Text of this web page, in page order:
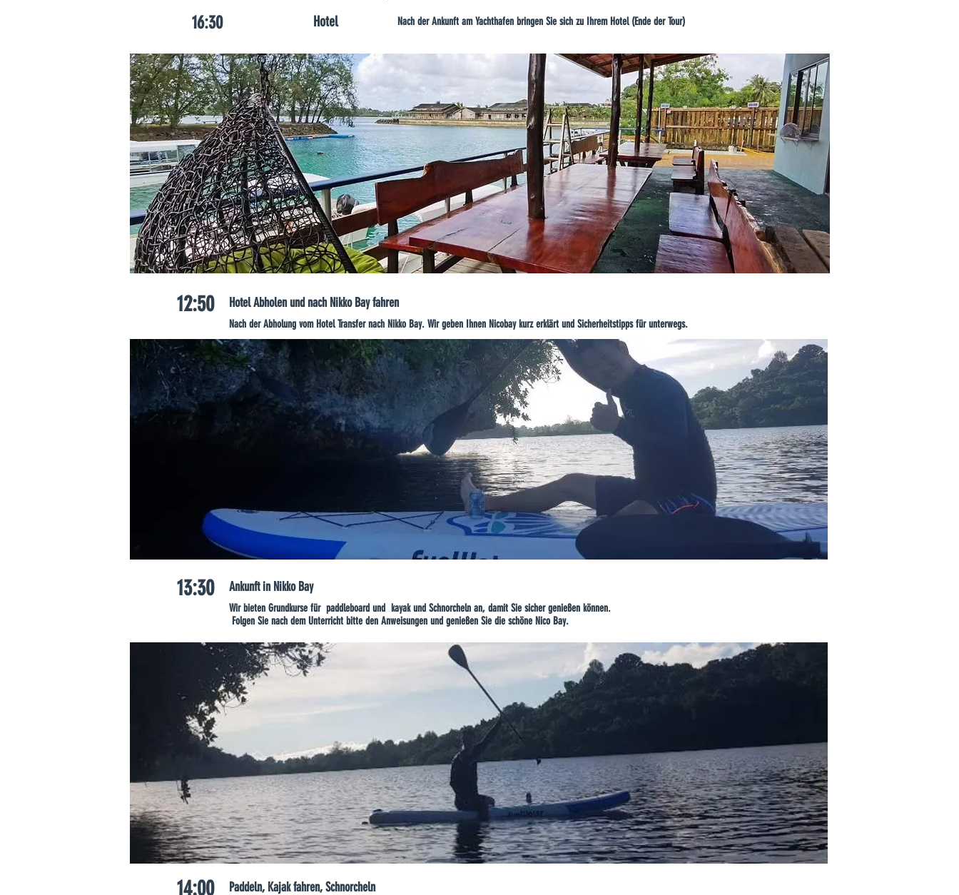
16:30 Hotel Nach der Ankunft am Yachthafen bringen Sie sich zu Ihrem Hotel (Ende der Tour)
12:50 Hotel Abholen und nach Nikko Bay fahren
Nach der Abholung vom Hotel Transfer nach Nikko Bay. Wir geben Ihnen Nicobay kurz erklärt und Sicherheitstipps für unterwegs.
13:30 Ankunft in Nikko Bay
Wir bieten Grundkurse für paddleboard und kayak und Schnorcheln an, damit Sie sicher genießen können.
​ Folgen Sie nach dem Unterricht bitte den Anweisungen und genießen Sie die schöne Nico Bay.
14:00 Paddeln, Kajak fahren, Schnorcheln